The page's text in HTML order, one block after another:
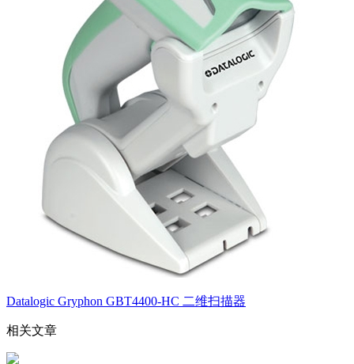
Datalogic Gryphon GBT4400-HC 二维扫描器
相关文章